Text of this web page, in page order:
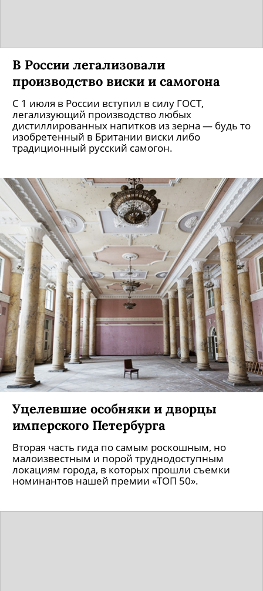
В России легализовали
производство виски и самогона
С 1 июля в России вступил в силу ГОСТ,
легализующий производство любых
дистиллированных напитков из зерна — будь то
изобретенный в Британии виски либо
традиционный русский самогон.
Уцелевшие особняки и дворцы
имперского Петербурга
Вторая часть гида по самым роскошным, но
малоизвестным и порой труднодоступным
локациям города, в которых прошли съемки
номинантов нашей премии «ТОП 50».